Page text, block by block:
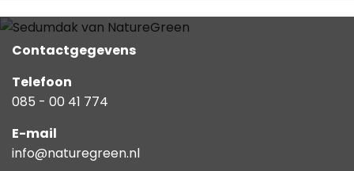
Contactgegevens
Telefoon
085 - 00 41 774
E-mail
info@naturegreen.nl